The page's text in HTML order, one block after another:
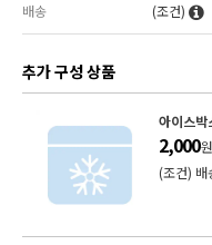
배송 (조건)
추가 구성 상품
아이스
2,000원
(조건) 배